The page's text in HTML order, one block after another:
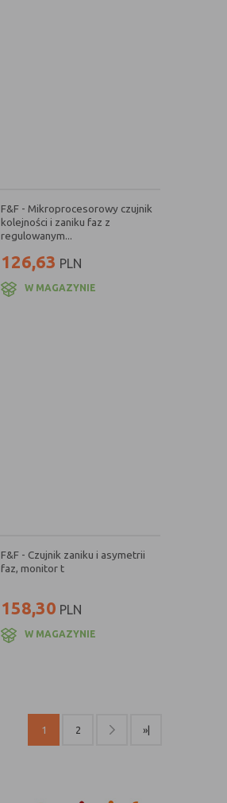
F&F - Mikroprocesorowy czujnik
kolejności i zaniku faz z
regulowanym...
126,63 PLN
W MAGAZYNIE
F&F - Czujnik zaniku i asymetrii
faz, monitor t
158,30 PLN
W MAGAZYNIE
1 2 »|